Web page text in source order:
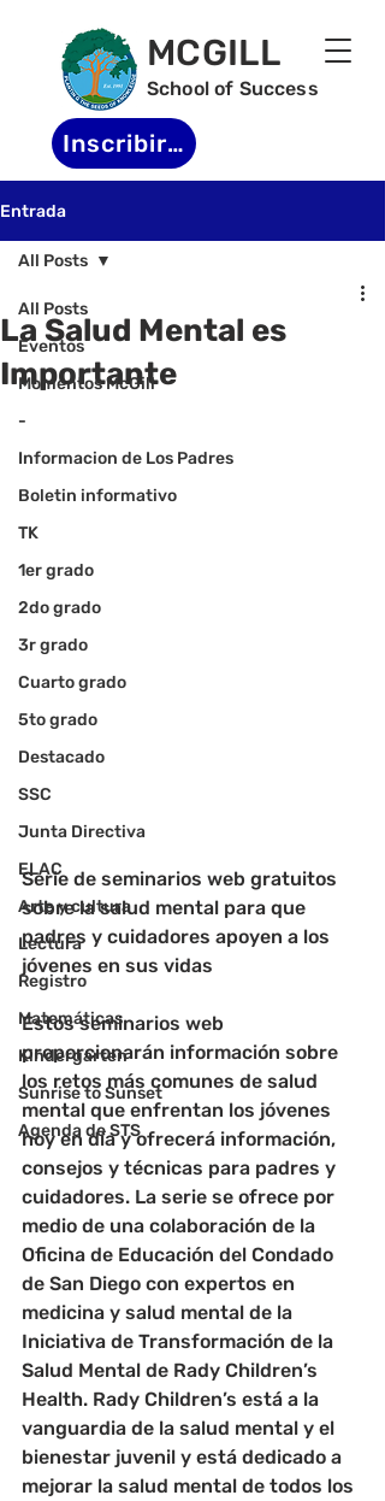
MCGILL
School of Success
Inscribirse
Entrada
All Posts
Eventos
Momentos McGill
-
Informacion de Los Padres
Boletin informativo
TK
1er grado
2do grado
3r grado
Cuarto grado
5to grado
Destacado
SSC
Junta Directiva
ELAC
Arte y cultura
Lectura
Registro
Matemáticas
Kindergarten
Sunrise to Sunset
Agenda de STS
All Posts
La Salud Mental es
Importante
Serie de seminarios web gratuitos
sobre la salud mental para que
padres y cuidadores apoyen a los
jóvenes en sus vidas
Estos seminarios web
proporcionarán información sobre
los retos más comunes de salud
mental que enfrentan los jóvenes
hoy en día y ofrecerá información,
consejos y técnicas para padres y
cuidadores. La serie se ofrece por
medio de una colaboración de la
Oficina de Educación del Condado
de San Diego con expertos en
medicina y salud mental de la
Iniciativa de Transformación de la
Salud Mental de Rady Children’s
Health. Rady Children’s está a la
vanguardia de la salud mental y el
bienestar juvenil y está dedicado a
mejorar la salud mental de todos los